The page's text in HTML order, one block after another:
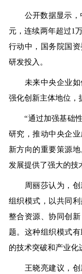
公开数据显示，中
元，连续两年超过1
行动中，国务院国
研发投入。
未来中央企业如
强化创新主体地位，
“通过加强基础性
研究，推动中央企
新方向的重要策源
发展提供了强大的技
周丽莎认为，创
组织模式，以共同
整合资源、协同创
题。这种组织模式
的技术突破和产业化
王晓亮建议，创